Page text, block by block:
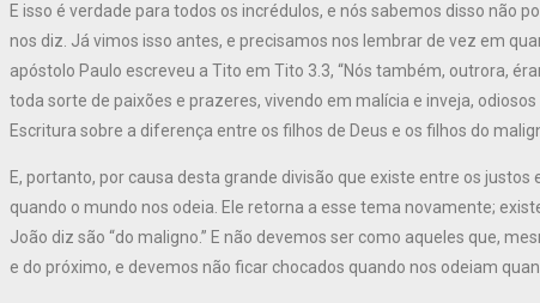
E isso é verdade para todos os incrédulos, e nós sabemos disso não
nos diz. Já vimos isso antes, e precisamos nos lembrar de vez em
apóstolo Paulo escreveu a Tito em Tito 3.3, “Nós também, outrora,
toda sorte de paixões e prazeres, vivendo em malícia e inveja,
Escritura sobre a diferença entre os filhos de Deus e os filhos do
E, portanto, por causa desta grande divisão que existe entre os
quando o mundo nos odeia. Ele retorna a esse tema novamente;
João diz são “do maligno.” E não devemos ser como aqueles que,
e do próximo, e devemos não ficar chocados quando nos odeiam